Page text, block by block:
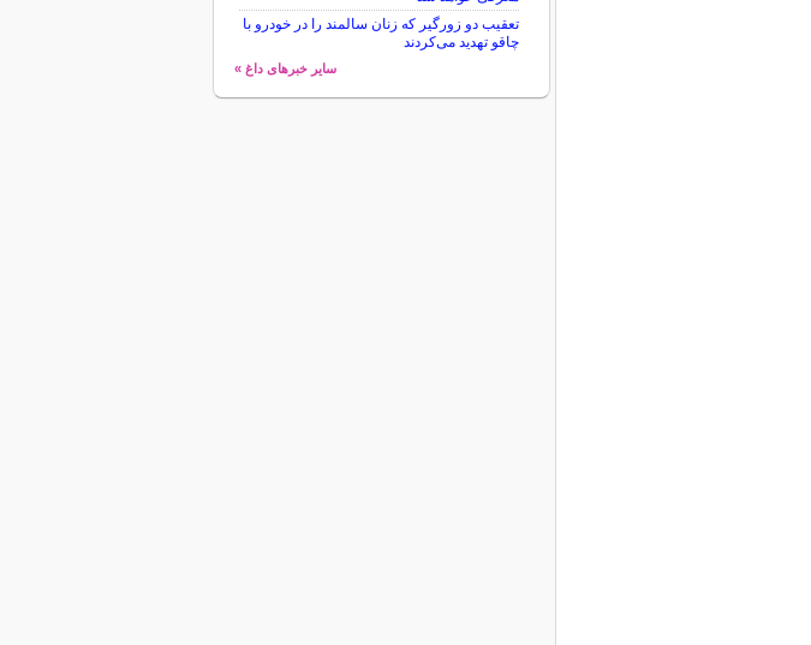
تعقیب دو زورگیر که زنان سالمند را در خودرو با
چاقو تهدید می‌کردند
سایر خبرهای داغ »